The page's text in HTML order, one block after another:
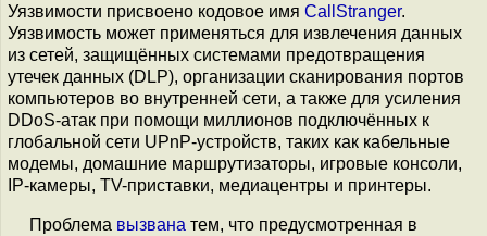
Уязвимости присвоено кодовое имя CallStranger.
Уязвимость может применяться для извлечения данных
из сетей, защищённых системами предотвращения
утечек данных (DLP), организации сканирования портов
компьютеров во внутренней сети, а также для усиления
DDoS-атак при помощи миллионов подключённых к
глобальной сети UPnP-устройств, таких как кабельные
модемы, домашние маршрутизаторы, игровые консоли,
IP-камеры, TV-приставки, медиацентры и принтеры.
Проблема вызвана тем, что предусмотренная в